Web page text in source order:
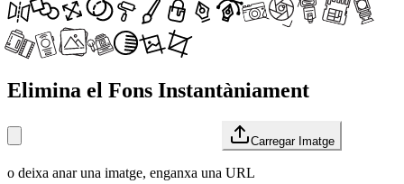
Elimina el Fons Instantàniament
Carregar Imatge
o deixa anar una imatge, enganxa una URL